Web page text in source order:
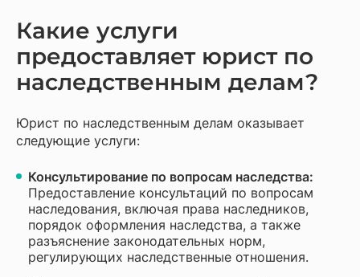
Какие услуги
предоставляет юрист по
наследственным делам?
Юрист по наследственным делам оказывает
следующие услуги:
Консультирование по вопросам наследства:
Предоставление консультаций по вопросам
наследования, включая права наследников,
порядок оформления наследства, а также
разъяснение законодательных норм,
регулирующих наследственные отношения.